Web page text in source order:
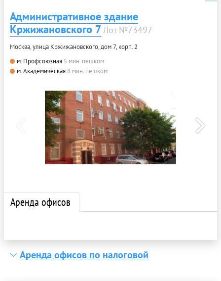
Административное здание
Кржижановского 7Лот №73497
Москва, улица Кржижановского, дом 7, корп. 2
м. Профсоюзная 5 мин. пешком
м. Академическая 8 мин. пешком
Аренда офисов
Аренда офисов по налоговой